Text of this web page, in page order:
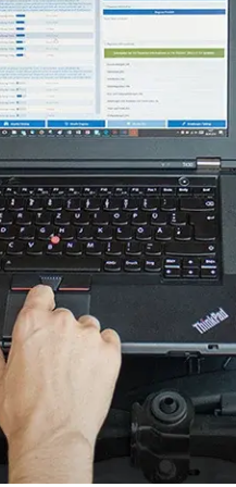
Servolenkung
Sitzpositionsspeicher
Soudsystemverstärker
Soundsystem
Stand-/Zusatzheizung
Telefon-/Notruf-System
Türsteuergerät vorne links
Türsteuergerät vorne
Verteilergetriebe
Wegfahrsperre
Zentralelektronik
Zentralelektronik hinten
Zentralelektronik vorne